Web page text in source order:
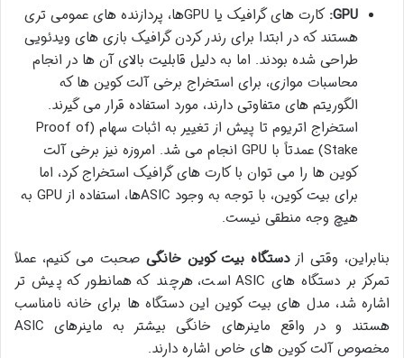
GPU:
کارت های گرافیک یا GPUها، پردازنده های عمومی تری
هستند که در ابتدا برای رندر کردن گرافیک بازی های ویدئویی
طراحی شده بودند. اما به دلیل قابلیت بالای آن ها در انجام
محاسبات موازی، برای استخراج برخی آلت کوین ها که
الگوریتم های متفاوتی دارند، مورد استفاده قرار می گیرند.
استخراج اتریوم تا پیش از تغییر به اثبات سهام (Proof of
Stake) عمدتاً با GPU انجام می شد. امروزه نیز برخی آلت
کوین ها را می توان با کارت های گرافیک استخراج کرد، اما
برای بیت کوین، با توجه به وجود ASICها، استفاده از GPU به
هیچ وجه منطقی نیست.
بنابراین، وقتی ازدستگاه بیت کوین خانگی صحبت می کنیم، عملاً
تمرکز بر دستگاه های ASIC است، هرچند که همانطور که پیش تر
اشاره شد، مدل های بیت کوین این دستگاه ها برای خانه نامناسب
هستند و در واقع ماینرهای خانگی بیشتر به ماینرهای ASIC
مخصوص آلت کوین های خاص اشاره دارند.